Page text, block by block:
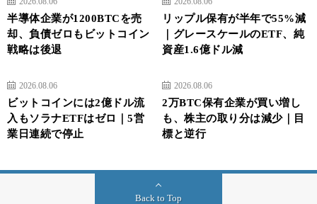
半導体企業が1200BTCを売
却、負債ゼロもビットコイン
戦略は後退
リップル保有が半年で55%減
｜グレースケールのETF、純
資産1.6億ドル減
2026.08.06
ビットコインには2億ドル流
入もソラナETFはゼロ｜5営
業日連続で停止
2026.08.06
2万BTC保有企業が買い増し
も、株主の取り分は減少｜目
標と逆行
Back to Top